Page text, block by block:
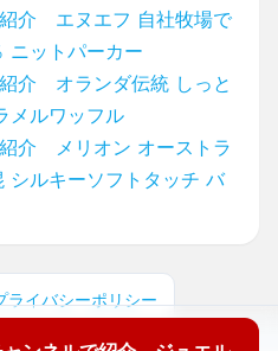
介 エヌエフ 自社牧場で
ニットパーカー
介 オランダ伝統 しっと
メルワッフル
介 メリオン オーストラ
シルキーソフトタッチ バ
ライバシーポリシー